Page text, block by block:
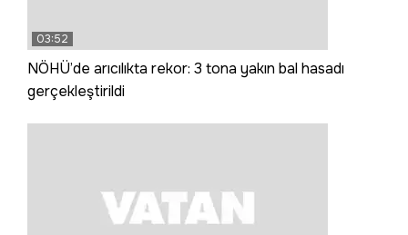
03:52
NÖHÜ’de arıcılıkta rekor: 3 tona yakın bal hasadı
gerçekleştirildi